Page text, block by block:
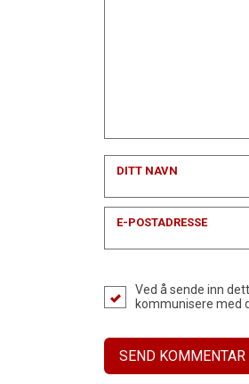
DITT NAVN
E-POSTADRESSE
Ved å sende inn
kommunisere med